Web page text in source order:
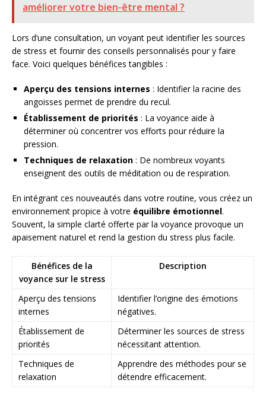
améliorer votre bien-être mental ?
Lors d’une consultation, un voyant peut identifier les sources
de stress et fournir des conseils personnalisés pour y faire
face. Voici quelques bénéfices tangibles :
Aperçu des tensions internes : Identifier la racine des
angoisses permet de prendre du recul.
Établissement de priorités : La voyance aide à
déterminer où concentrer vos efforts pour réduire la
pression.
Techniques de relaxation : De nombreux voyants
enseignent des outils de méditation ou de respiration.
En intégrant ces nouveautés dans votre routine, vous créez un
environnement propice à votre équilibre émotionnel.
Souvent, la simple clarté offerte par la voyance provoque un
apaisement naturel et rend la gestion du stress plus facile.
Bénéfices de la
voyance sur le stress
Description
Aperçu des tensions
internes
Identifier l’origine des émotions
négatives.
Établissement de
priorités
Déterminer les sources de stress
nécessitant attention.
Techniques de
relaxation
Apprendre des méthodes pour se
détendre efficacement.